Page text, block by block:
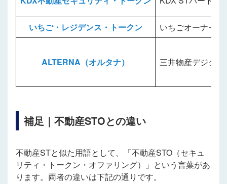
いちご・レジデンス・トークン いちごオーナー
ALTERNA（オルタナ） 三井物産デジタ
補足｜不動産STOとの違い
不動産STと似た用語として、「不動産STO（セキュ
リティ・トークン・オファリング）」という言葉があ
ります。両者の違いは下記の通りです。